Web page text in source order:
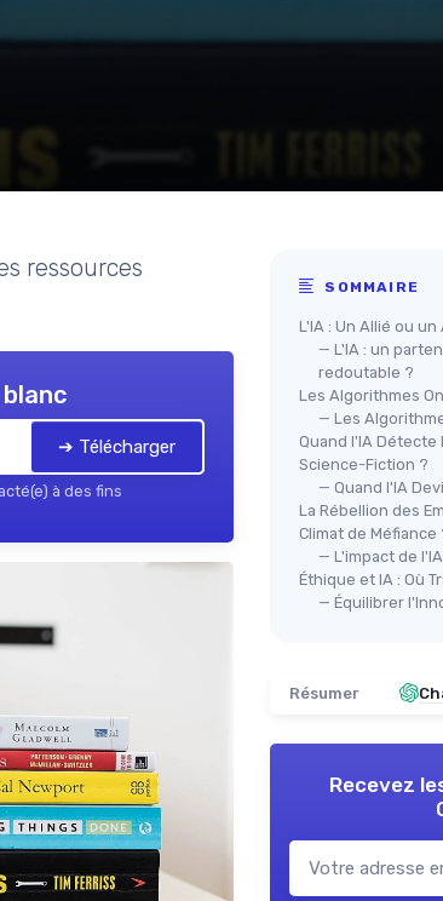
ressources
➔ Télécharger
à des fins
SOMMAIRE
L'IA : Un Allié ou
— L'IA : un
redoutable ?
Les Algorithmes
— Les
Quand l'IA Détecte
Science-Fiction ?
— Quand l'IA
La Rébellion des
Climat de Méfiance
— L'impact de
Éthique et IA : Où
— Équilibrer
Résumer
Recevez